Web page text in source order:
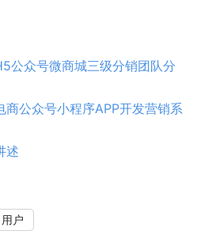
公众号微商城三级分销团队分
公众号小程序APP开发营销系
述
用户